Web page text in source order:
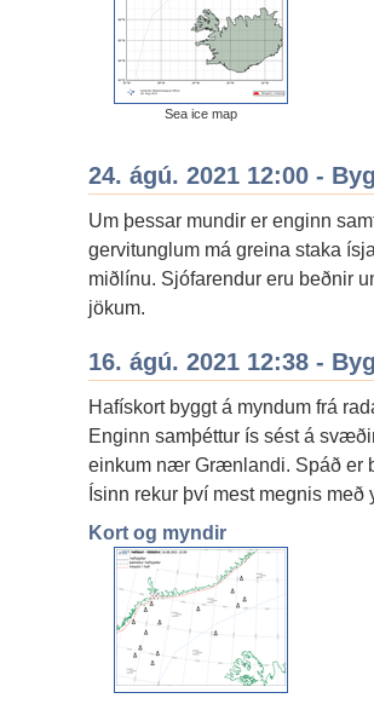
Sea ice map
24. ágú. 2021 12:00 -
Um þessar mundir er enginn
gervitunglum má greina staka
miðlínu. Sjófarendur eru beðnir
jökum.
16. ágú. 2021 12:38 -
Hafískort byggt á myndum frá
Enginn samþéttur ís sést á
einkum nær Grænlandi. Spáð er
Ísinn rekur því mest megnis
Kort og myndir